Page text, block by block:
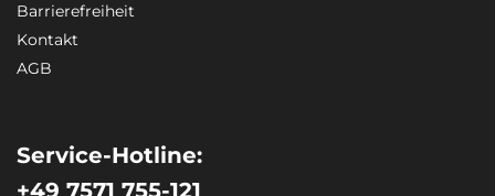
Barrierefreiheit
Kontakt
AGB
Service-Hotline:
+49 7571 755-121